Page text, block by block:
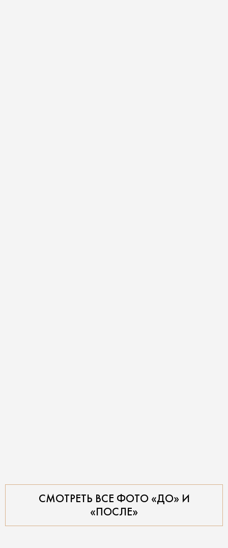
СМОТРЕТЬ ВСЕ ФОТО «ДО» И
«ПОСЛЕ»